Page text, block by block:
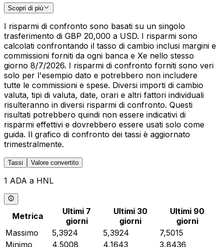
Scopri di più
I risparmi di confronto sono basati su un singolo
trasferimento di GBP 20,000 a USD. I risparmi sono
calcolati confrontando il tasso di cambio inclusi margini e
commissioni forniti da ogni banca e Xe nello stesso
giorno 8/7/2026. I risparmi di confronto forniti sono veri
solo per l'esempio dato e potrebbero non includere
tutte le commissioni e spese. Diversi importi di cambio
valuta, tipi di valuta, date, orari e altri fattori individuali
risulteranno in diversi risparmi di confronto. Questi
risultati potrebbero quindi non essere indicativi di
risparmi effettivi e dovrebbero essere usati solo come
guida. Il grafico di confronto dei tassi è aggiornato
trimestralmente.
Tassi Valore convertito
1 ADA a HNL
Metrica
Ultimi 7
giorni
Ultimi 30
giorni
Ultimi 90
giorni
Massimo
5,3924 5,3924
7,5015
Minimo
4,5008 4,1643
3,8436